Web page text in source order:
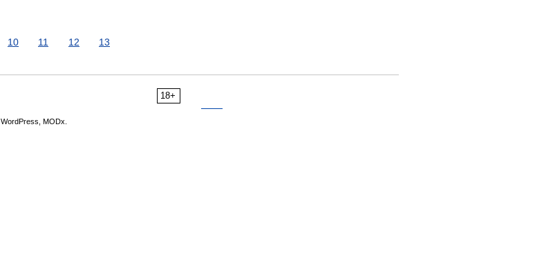
10 11 12 13
18+
WordPress, MODx.